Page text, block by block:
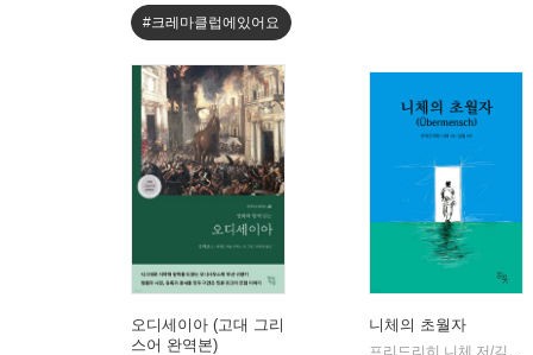
#크레마클럽에있어요
오디세이아 (고대 그리
스어 완역본)
니체의 초월자